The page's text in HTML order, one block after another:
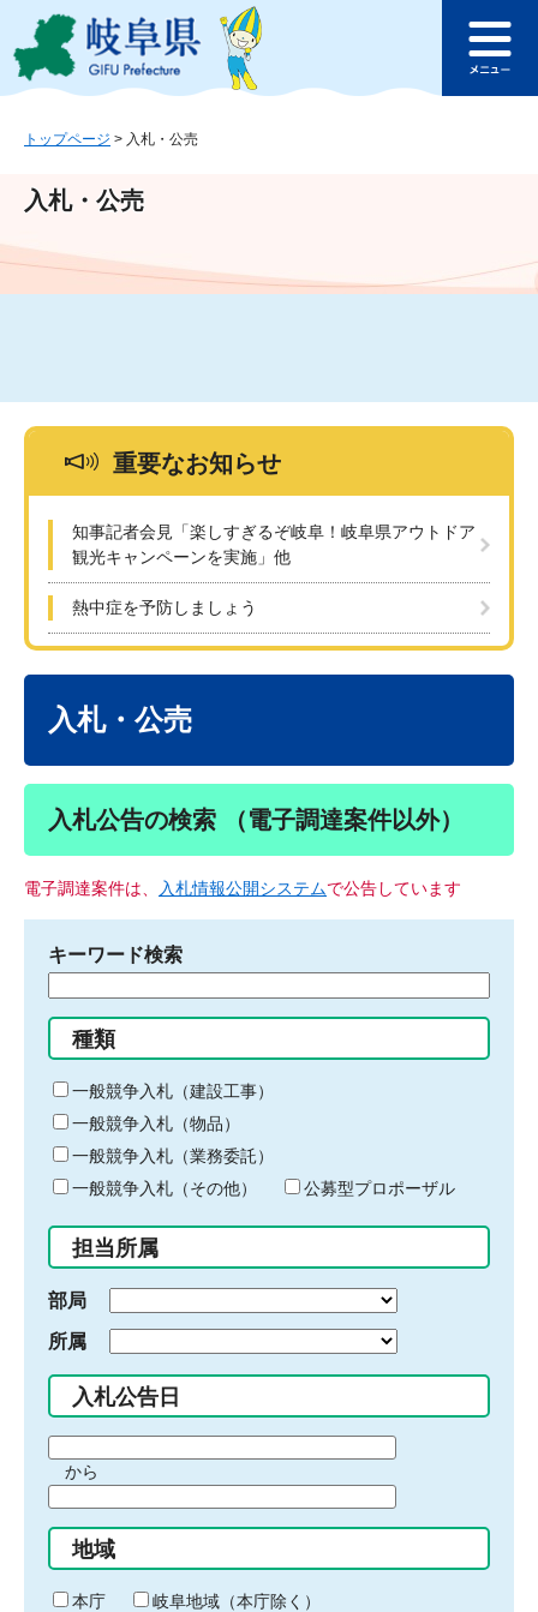
ジ
ュ
文
このページの本文へ
ュ
トップページ > 入札・公売
入札・公売
重要なお知らせ
知事記者会見「楽しすぎるぞ岐阜！岐阜県アウトドア
観光キャンペーンを実施」他
熱中症を予防しましょう
入札・公売
入札公告の検索 （電子調達案件以外）
電子調達案件は、 入札情報公開システムで公告しています
キーワード検索
る
キ
ー
ワ
ー
ド
入
力
種類
一般競争入札（建設工事）
一般競争入札（物品）
一般競争入札（業務委託）
一般競争入札（その他）
公募型プロポーザル
担当所属
部局
所属
入札公告日
間
始
り
から
間
終
わ
地域
本庁
岐阜地域（本庁除く）